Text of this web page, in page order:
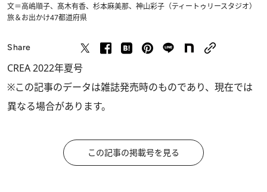
文＝高嶋順子、髙木有香、杉本麻美那、神山彩子（ティートゥリースタジオ）
旅＆お出かけ47都道府県
Share
CREA 2022年夏号
※この記事のデータは雑誌発売時のものであり、現在では
異なる場合があります。
この記事の掲載号を見る